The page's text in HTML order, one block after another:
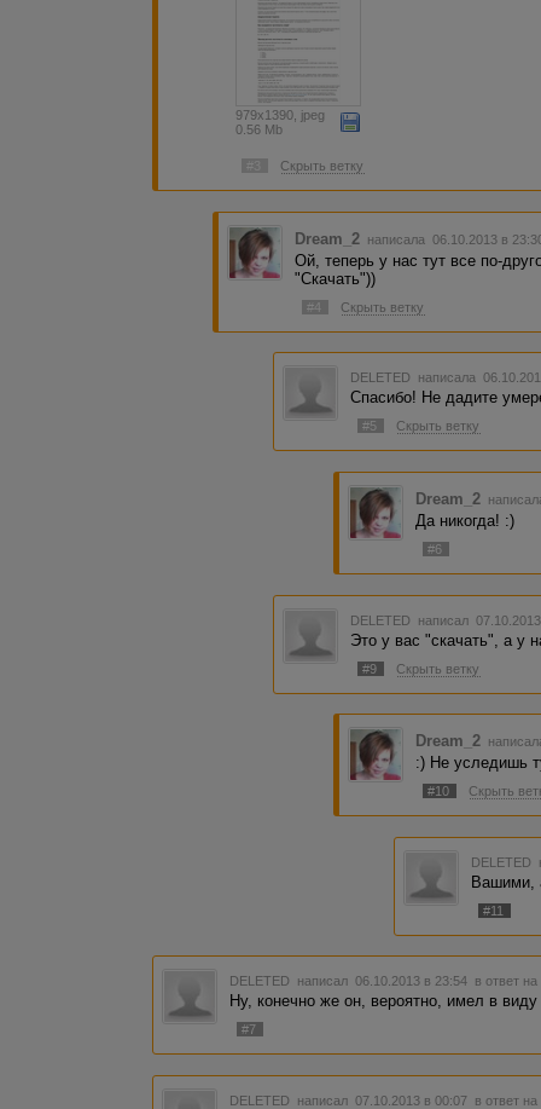
Источник -- ЛитКульт
979x1390, jpeg
0.56 Mb
Скрыть ветку
Dream_2 написала 06.10.2013 в
Ой, теперь у нас тут все по-
"Скачать"))
#4 Скрыть ветку
DELETED написала
Спасибо! Не дадите
#5 Скрыть ветку
Dream_2
Да никогда! :)
#6
DELETED написал
Это у вас "скачать", а у
#9 Скрыть ветку
Dream_2
:) Не уследишь
#10 Скрыть
DELETED
Вашими,
#11
DELETED написал 06.10.2013 в 23:54 в ответ на
Ну, конечно же он, вероятно, имел в
#7
DELETED написал 07.10.2013 в 00:07 в ответ на